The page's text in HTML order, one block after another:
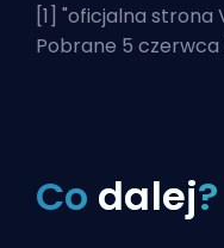
[1] "oficjalna strona
Pobrane 5 czerwca
Co dalej?